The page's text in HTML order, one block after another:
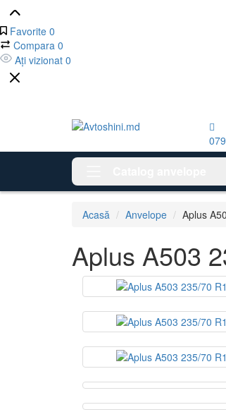
Favorite 0
Compara 0
Ați vizionat 0
Acasă Anvelope Aplus
Aplus A503